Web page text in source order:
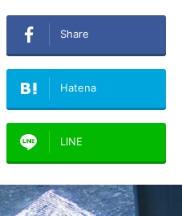
Share
Hatena
LINE